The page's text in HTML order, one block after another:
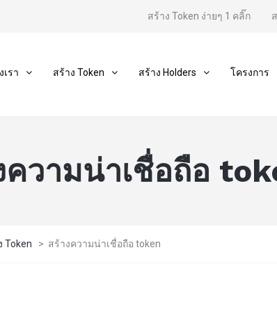
สร้าง Token ง่ายๆ 1 คลิ๊ก
รา สร้าง Token สร้าง Holders โครงการ
ความน่าเชื่อถือ
Token > สร้างความน่าเชื่อถือ token